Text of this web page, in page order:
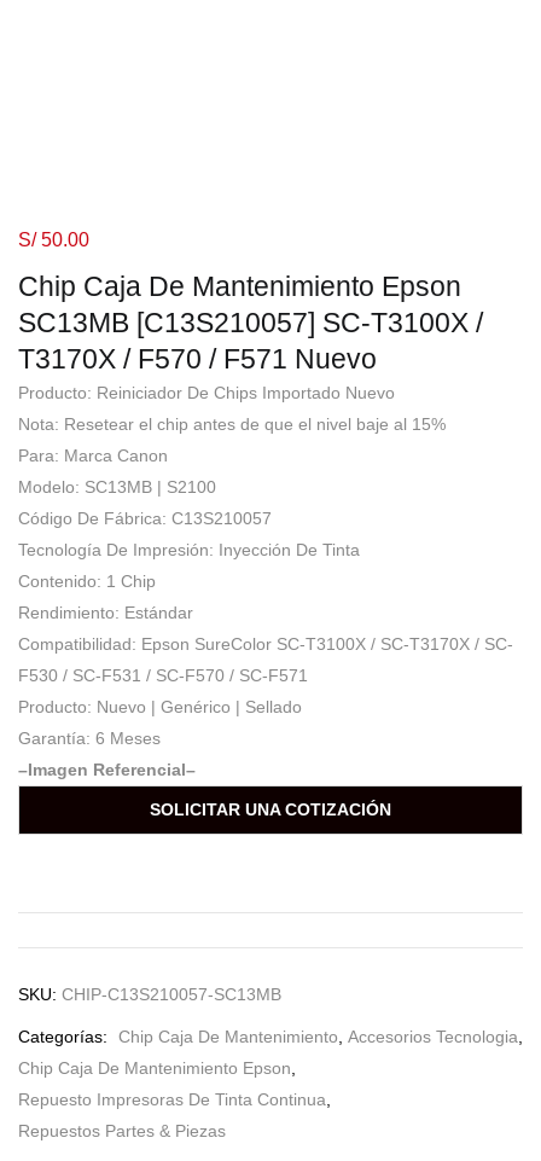
Chip Caja De Mantenimiento Epson
SC13MB [C13S210057] SC-T3100X /
T3170X / F570 / F571 Nuevo
S/50.00
Producto: Reiniciador De Chips Importado Nuevo
Nota: Resetear el chip antes de que el nivel baje al 15%
Para: Marca Canon
Modelo: SC13MB | S2100
Código De Fábrica: C13S210057
Tecnología De Impresión: Inyección De Tinta
Contenido: 1 Chip
Rendimiento: Estándar
Compatibilidad: Epson SureColor SC-T3100X / SC-T3170X / SC-
F530 / SC-F531 / SC-F570 / SC-F571
Producto: Nuevo | Genérico | Sellado
Garantía: 6 Meses
–Imagen Referencial–
SOLICITAR UNA COTIZACIÓN
SKU: CHIP-C13S210057-SC13MB
Categorías: Chip Caja De Mantenimiento Accesorios Tecnologia
Chip Caja De Mantenimiento Epson
Repuesto Impresoras De Tinta Continua
Repuestos Partes & Piezas